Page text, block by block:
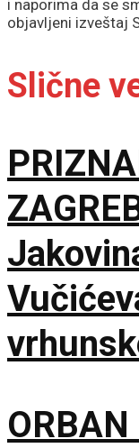
i naporima da se
objavljeni izveštaj
Slične